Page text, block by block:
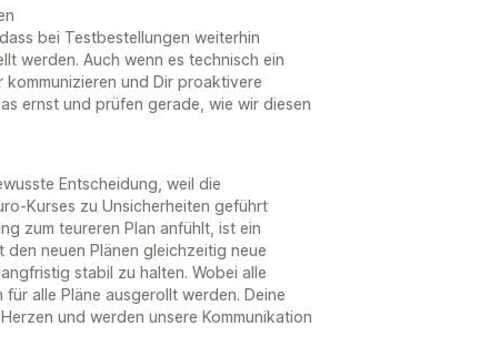
bei Testbestellungen weiterhin
werden. Auch wenn es technisch ein
und Dir proaktivere
ernst und prüfen gerade, wie wir diesen
Entscheidung, weil die
Kurses zu Unsicherheiten geführt
zum teureren Plan anfühlt, ist ein
neuen Plänen gleichzeitig neue
stabil zu halten. Wobei alle
alle Pläne ausgerollt werden. Deine
und werden unsere Kommunikation